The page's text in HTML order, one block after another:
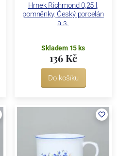
Hrnek Richmond 0,25 l,
pomněnky, Český porcelán
a.s.
Skladem 15 ks
136 Kč
Do košíku